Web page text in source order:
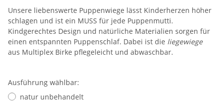
Unsere liebenswerte Puppenwiege lässt Kinderherzen höher
schlagen und ist ein MUSS für jede Puppenmutti.
Kindgerechtes Design und natürliche Materialien sorgen für
einen entspannten Puppenschlaf. Dabei ist die liegewiege
aus Multiplex Birke pflegeleicht und abwaschbar.
Ausführung wählbar:
natur unbehandelt